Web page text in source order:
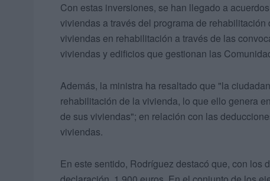
Con estas inversiones, se han llegado a
viviendas a través del programa de
viviendas en rehabilitación a través de las
viviendas y edificios que gestionan las
Además, la ministra ha resaltado que "la
rehabilitación de la vivienda, lo que ello genera
de sus viviendas"; en relación con las
viviendas.
En este sentido, Rodríguez destacó que, con los